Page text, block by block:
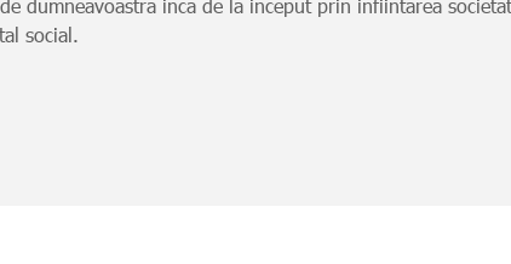
dumneavoastra inca de la inceput prin infiintarea
social.